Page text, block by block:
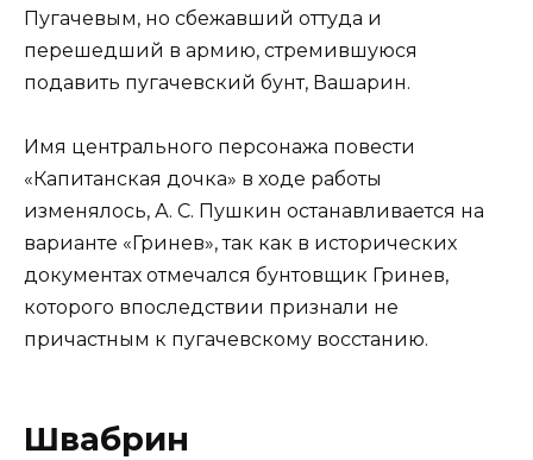
Пугачевым, но сбежавший оттуда и
перешедший в армию, стремившуюся
подавить пугачевский бунт, Вашарин.
Имя центрального персонажа повести
«Капитанская дочка» в ходе работы
изменялось, А. С. Пушкин останавливается на
варианте «Гринев», так как в исторических
документах отмечался бунтовщик Гринев,
которого впоследствии признали не
причастным к пугачевскому восстанию.
Швабрин